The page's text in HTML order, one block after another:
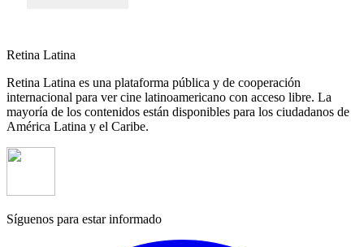
Retina Latina
Retina Latina es una plataforma pública y de cooperación
internacional para ver cine latinoamericano con acceso libre. La
mayoría de los contenidos están disponibles para los ciudadanos de
América Latina y el Caribe.
Síguenos para estar informado